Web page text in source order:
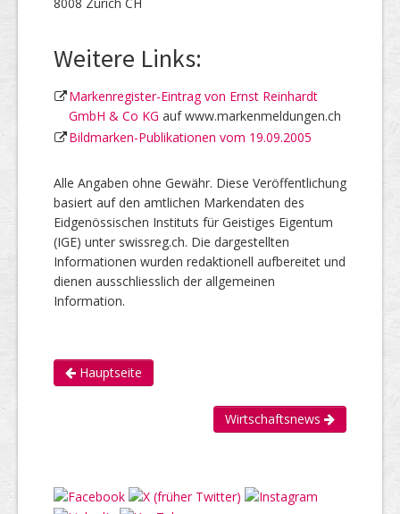
Weitere Links:
Markenregister-Eintrag von Ernst Reinhardt
GmbH & Co KG auf www.markenmeldungen.ch
Bildmarken-Publikationen vom 19.09.2005
Alle Angaben ohne Gewähr. Diese Veröffentlichung
basiert auf den amtlichen Markendaten des
Eidgenössischen Instituts für Geistiges Eigentum
(IGE) unter swissreg.ch. Die dargestellten
Informationen wurden redaktionell aufbereitet und
dienen ausschliesslich der allgemeinen
Information.
Hauptseite
Wirtschaftsnews